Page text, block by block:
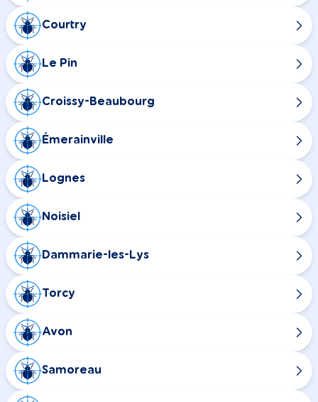
Courtry
Le Pin
Croissy-Beaubourg
Émerainville
Lognes
Noisiel
Dammarie-les-Lys
Torcy
Avon
Samoreau